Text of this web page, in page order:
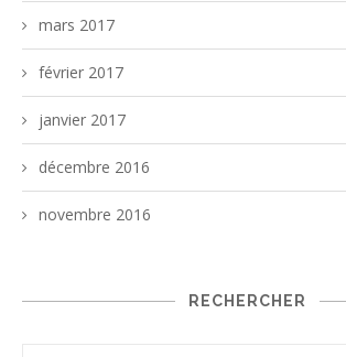
mars 2017
février 2017
janvier 2017
décembre 2016
novembre 2016
RECHERCHER